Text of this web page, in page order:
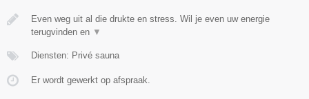
Even weg uit al die drukte en stress. Wil je even uw energie
terugvinden en ▼
Diensten: Privé sauna
Er wordt gewerkt op afspraak.